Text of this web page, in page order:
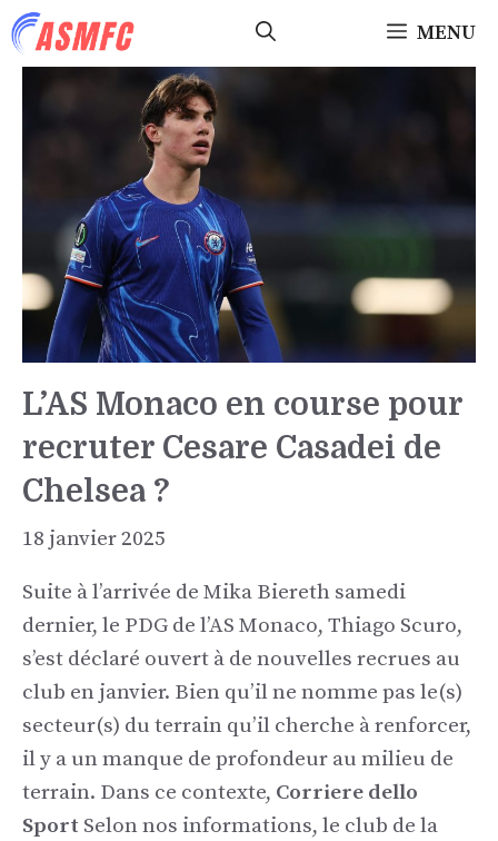
Aller
au
contenu
MENU
L’AS Monaco en course pour
recruter Cesare Casadei de
Chelsea ?
18 janvier 2025
Suite à l’arrivée de Mika Biereth samedi
dernier, le PDG de l’AS Monaco, Thiago Scuro,
s’est déclaré ouvert à de nouvelles recrues au
club en janvier. Bien qu’il ne nomme pas le(s)
secteur(s) du terrain qu’il cherche à renforcer,
il y a un manque de profondeur au milieu de
terrain. Dans ce contexte, Corriere dello
Sport Selon nos informations, le club de la